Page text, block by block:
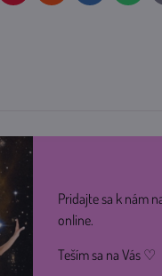
Pridajte sa k nám
online.
Teším sa na Vás ♡